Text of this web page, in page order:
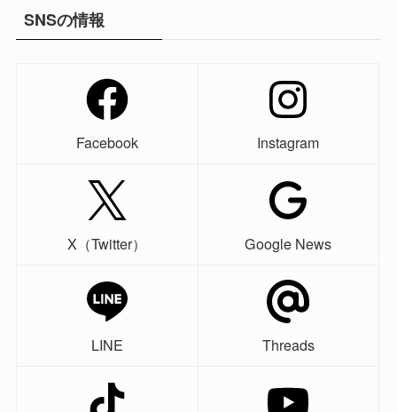
SNSの情報
Facebook Instagram
X（Twitter） Google News
LINE Threads